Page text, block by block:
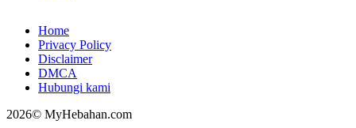
Home
Privacy Policy
Disclaimer
DMCA
Hubungi kami
2026© MyHebahan.com